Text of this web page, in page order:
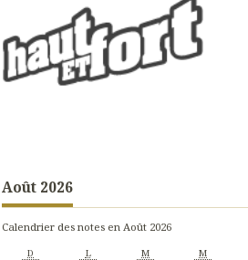
Août 2026
Calendrier des notes en Août 2026
D L M M